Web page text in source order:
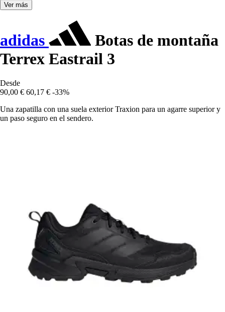
Ver más
adidas
Botas de montaña
Terrex Eastrail 3
Desde
90,00 € 60,17 € -33%
Una zapatilla con una suela exterior Traxion para un agarre superior y
un paso seguro en el sendero.